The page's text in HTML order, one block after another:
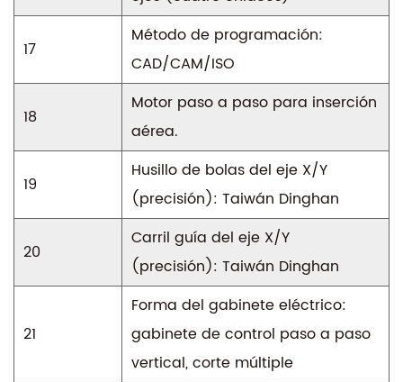
17
Método de programación:
CAD/CAM/ISO
18
Motor paso a paso para inserción
aérea.
19
Husillo de bolas del eje X/Y
(precisión): Taiwán Dinghan
20
Carril guía del eje X/Y
(precisión): Taiwán Dinghan
21
Forma del gabinete eléctrico:
gabinete de control paso a paso
vertical, corte múltiple